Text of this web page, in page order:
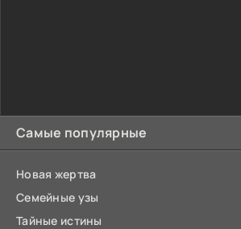
Самые популярные
Новая жертва
Семейные узы
Тайные истины